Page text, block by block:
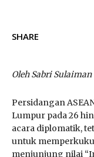
SHARE
Oleh Sabri Sulaiman
Persidangan
Lumpur pada 26
acara diplomatik,
untuk
menjunjung nilai